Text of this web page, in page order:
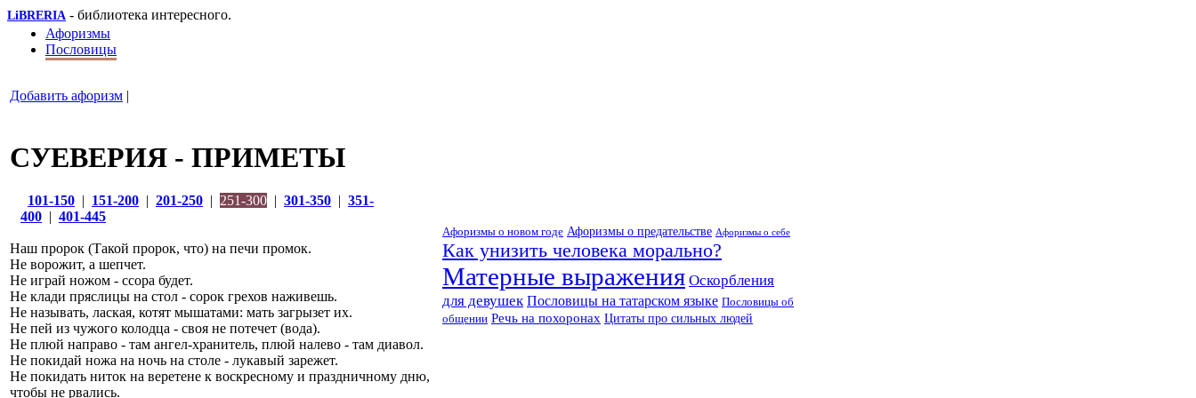
LiBRERIA - библиотека интересного.
Афоризмы
Пословицы
Добавить афоризм |
СУЕВЕРИЯ - ПРИМЕТЫ
101-150 | 151-200 | 201-250 | 251-300 | 301-350 | 351-
400 | 401-445
Наш пророк (Такой пророк, что) на печи промок.
Не ворожит, а шепчет.
Не играй ножом - ссора будет.
Не клади пряслицы на стол - сорок грехов наживешь.
Не называть, лаская, котят мышатами: мать загрызет их.
Не пей из чужого колодца - своя не потечет (вода).
Не плюй направо - там ангел-хранитель, плюй налево - там диавол.
Не покидай ножа на ночь на столе - лукавый зарежет.
Не покидать ниток на веретене к воскресному и праздничному дню,
чтобы не рвались.
Афоризмы о новом годе Афоризмы о предательстве Афоризмы о себе
Как унизить человека морально?
Матерные выражения Оскорбления
для девушек Пословицы на татарском языке Пословицы об
общении Речь на похоронах Цитаты про сильных людей